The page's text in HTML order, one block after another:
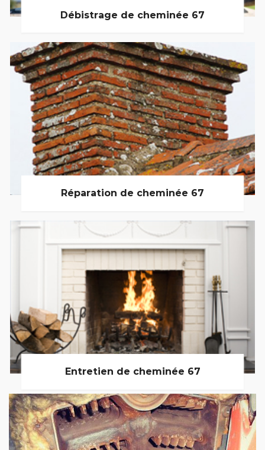
Débistrage de cheminée 67
Réparation de cheminée 67
Entretien de cheminée 67